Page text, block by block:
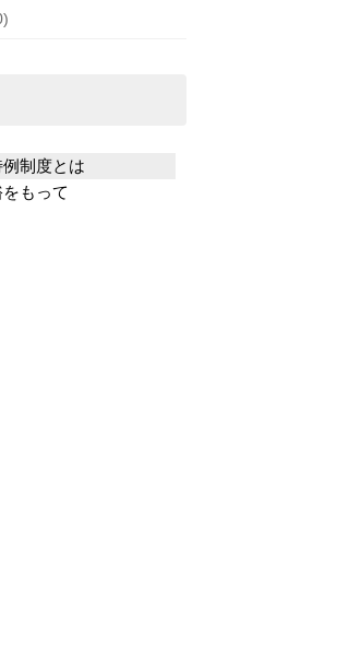
制度とは
もって